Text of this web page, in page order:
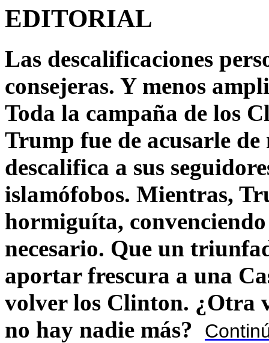
EDITORIAL
Las descalificaciones
consejeras. Y menos
Toda la campaña de los
Trump fue de acusarle
descalifica a sus
islamófobos. Mientras,
hormiguíta,
necesario. Que un
aportar frescura a una
volver los Clinton. ¿Otra
no hay nadie más?